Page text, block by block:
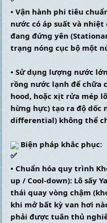
• Vận hành phi tiêu
nước có áp suất và nhiệt
đang đứng yên
trạng nóng cục bộ một
• Sử dụng lượng nước
rồng nước lạnh để chữa
hood, hoặc xịt rửa mép
hừng hực) tạo ra độ
differential) không thể
Biện pháp khắc phục:
• Chuẩn hóa quy trình
up / Cool-down): Lô sấy
thái quay vòng chậm
khi mở bất kỳ van hơi
phải được tuân thủ